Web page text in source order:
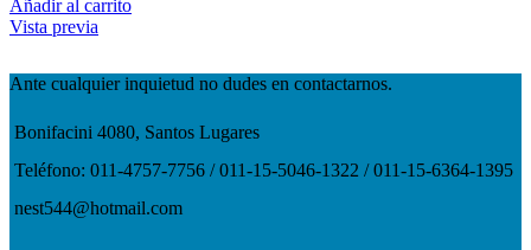
Añadir al carrito
Vista previa
Ante cualquier inquietud no dudes en contactarnos.
Bonifacini 4080, Santos Lugares
Teléfono: 011-4757-7756 / 011-15-5046-1322 / 011-15-6364-1395
nest544@hotmail.com